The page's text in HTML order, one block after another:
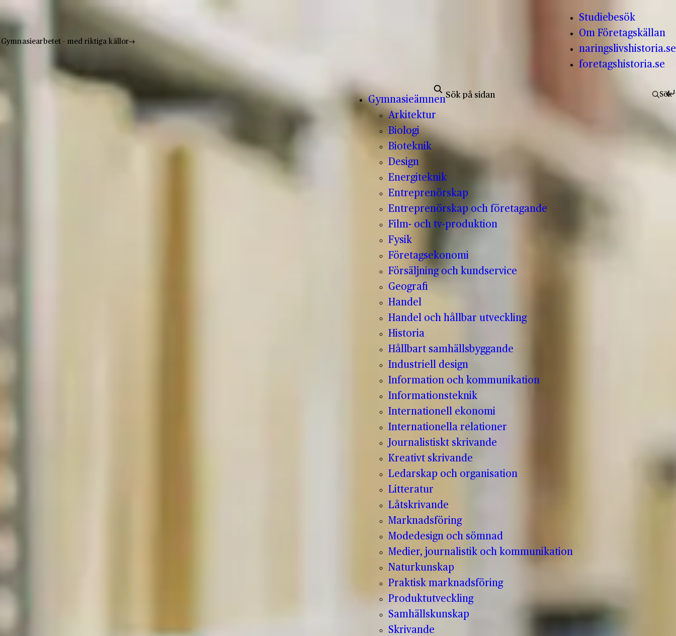
Gymnasiearbetet - med riktiga källor
Studiebesök
Om Företagskällan
naringslivshistoria.se
foretagshistoria.se
Gymnasieämnen
Arkitektur
Biologi
Bioteknik
Design
Energiteknik
Entreprenörskap
Entreprenörskap och företagande
Film- och tv-produktion
Fysik
Företagsekonomi
Försäljning och kundservice
Geografi
Handel
Handel och hållbar utveckling
Historia
Hållbart samhällsbyggande
Industriell design
Information och kommunikation
Informationsteknik
Internationell ekonomi
Internationella relationer
Journalistiskt skrivande
Kreativt skrivande
Ledarskap och organisation
Litteratur
Låtskrivande
Marknadsföring
Modedesign och sömnad
Medier, journalistik och kommunikation
Naturkunskap
Praktisk marknadsföring
Produktutveckling
Samhällskunskap
Skrivande
Sök efter: Sök